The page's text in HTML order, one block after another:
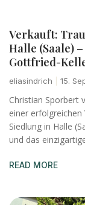
Verkauft:
Halle (Saale)
Gottfried-
eliasindrich 15.
Christian Sporbert
einer
Siedlung in Halle
und das
READ MORE